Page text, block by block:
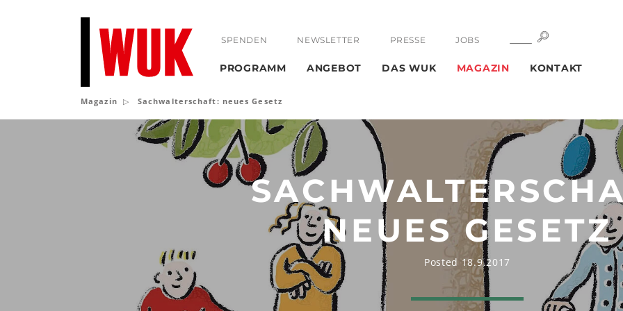
SPENDEN NEWSLETTER PRESSE JOBS SUCHE
PROGRAMM ANGEBOT DAS WUK MAGAZIN KONTAKT
Magazin Sachwalterschaft: neues Gesetz
Sachwalterschaft:
NEUES GESETZ
Posted 18.9.2017